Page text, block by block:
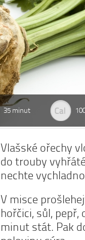
35 minut
Vlašské ořechy
do trouby
nechte
V misce
hořčici, sůl, pepř,
minut stát. Pak